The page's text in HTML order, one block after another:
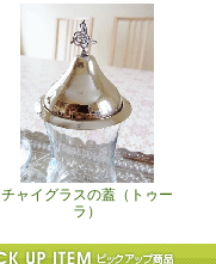
チャイグラスの蓋（トゥー
ラ）